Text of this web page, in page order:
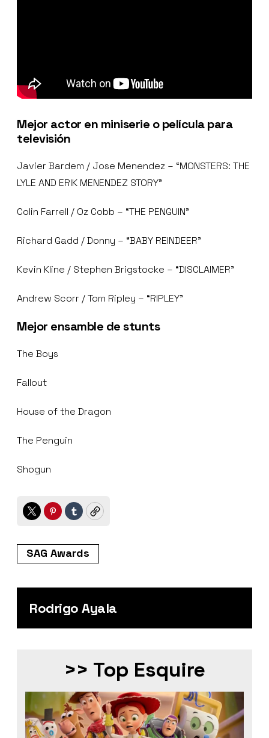
Mejor actor en miniserie o película para
televisión
Javier Bardem / Jose Menendez – “MONSTERS: THE
LYLE AND ERIK MENENDEZ STORY”
Colin Farrell / Oz Cobb – “THE PENGUIN”
Richard Gadd / Donny – “BABY REINDEER”
Kevin Kline / Stephen Brigstocke – “DISCLAIMER”
Andrew Scorr / Tom Ripley – “RIPLEY”
Mejor ensamble de stunts
The Boys
Fallout
House of the Dragon
The Penguin
Shogun
TwitterPinterest
TumblrCopy
SAG Awards
Rodrigo Ayala
>> Top Esquire